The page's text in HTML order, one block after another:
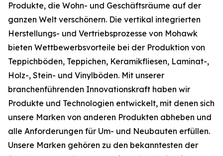
Produkte, die Wohn- und Geschäftsräume auf der
ganzen Welt verschönern. Die vertikal integrierten
Herstellungs- und Vertriebsprozesse von Mohawk
bieten Wettbewerbsvorteile bei der Produktion von
Teppichböden, Teppichen, Keramikfliesen, Laminat-,
Holz-, Stein- und Vinylböden. Mit unserer
branchenführenden Innovationskraft haben wir
Produkte und Technologien entwickelt, mit denen sich
unsere Marken von anderen Produkten abheben und
alle Anforderungen für Um- und Neubauten erfüllen.
Unsere Marken gehören zu den bekanntesten der